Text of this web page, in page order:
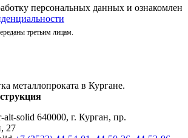
персональных данных и ознакомлен
третьим лицам.
металлопроката в Кургане.
640000, г. Курган, пр.
27